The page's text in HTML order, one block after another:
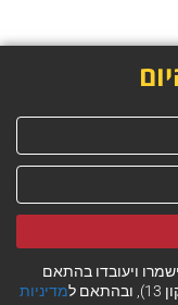
ויעובדו בהתאם
מדיניות